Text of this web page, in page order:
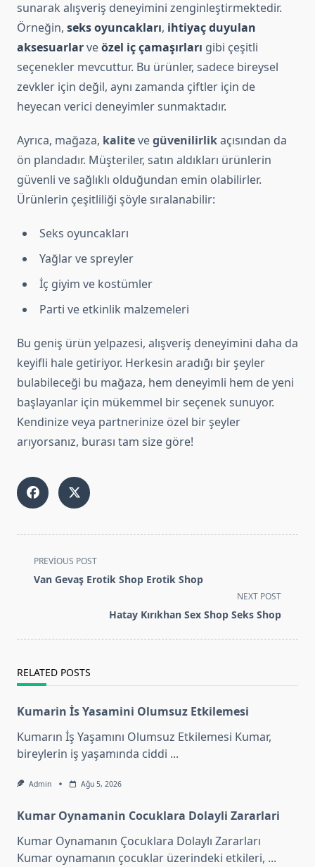
sunarak alışveriş deneyimini zenginleştirmektedir.
Örneğin, seks oyuncakları, ihtiyaç duyulan
aksesuarlarveözel iç çamaşırları gibi çeşitli
seçenekler mevcuttur. Bu ürünler, sadece bireysel
zevkler için değil, aynı zamanda çiftler için de
heyecan verici deneyimler sunmaktadır.
Ayrıca, mağaza, kalitevegüvenilirlikaçısından da
ön plandadır. Müşteriler, satın aldıkları ürünlerin
güvenli ve sağlıklı olduğundan emin olabilirler.
Ürünlerin çeşitliliği şöyle sıralanabilir:
Seks oyuncakları
Yağlar ve spreyler
İç giyim ve kostümler
Parti ve etkinlik malzemeleri
Bu geniş ürün yelpazesi, alışveriş deneyimini daha da
keyifli hale getiriyor. Herkesin aradığı bir şeyler
bulabileceği bu mağaza, hem deneyimli hem de yeni
başlayanlar için mükemmel bir seçenek sunuyor.
Kendinize veya partnerinize özel bir şeyler
arıyorsanız, burası tam size göre!
<span
class="nav-
text">Page</span>
PREVIOUS POST
Van Gevaş Erotik Shop Erotik Shop
NEXT POST
Hatay Kırıkhan Sex Shop Seks Shop
RELATED POSTS
Kumarin İs Yasamini Olumsuz Etkilemesi
Kumarın İş Yaşamını Olumsuz Etkilemesi Kumar,
bireylerin iş yaşamında ciddi ...
Admin Ağu 5, 2026
Kumar Oynamanin Cocuklara Dolayli Zararlari
Kumar Oynamanın Çocuklara Dolaylı Zararları
Kumar oynamanın çocuklar üzerindeki etkileri, ...